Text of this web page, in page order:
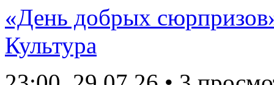
«День добрых
Культура